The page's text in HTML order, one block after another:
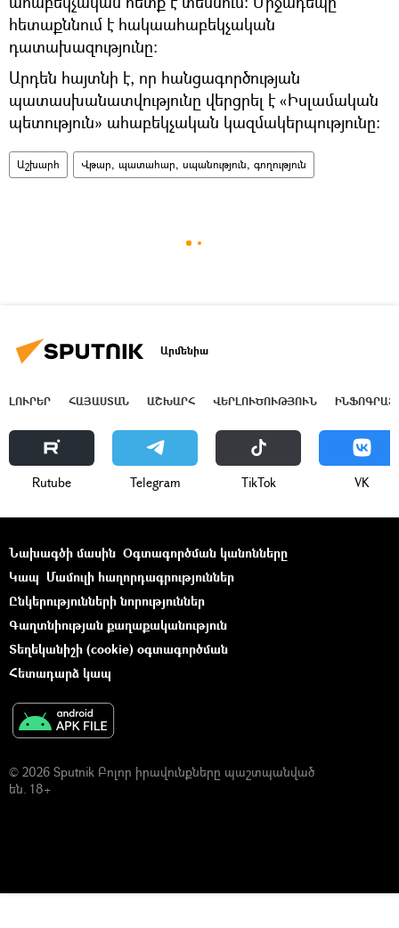
հետաքննում է հակաահաբեկչական
դատախազությունը:
Արդեն հայտնի է, որ հանցագործության
պատասխանատվությունը վերցրել է «Իսլամական
պետություն» ահաբեկչական կազմակերպությունը:
Աշխարհ Վթար, պատահար, սպանություն, գողություն
Արմենիա
ԼՈՒՐԵՐ ՀԱՅԱՍՏԱՆ ԱՇԽԱՐՀ ՎԵՐԼՈՒԾՈՒԹՅՈՒՆ
Rutube Telegram ТikТоk VK
Նախագծի մասին Օգտագործման կանոնները
Կապ Մամուլի հաղորդագրություններ
Ընկերությունների նորություններ
Գաղտնիության քաղաքականություն
Տեղեկանիշի (cookie) օգտագործման
Հետադարձ կապ
© 2026 Sputnik Բոլոր իրավունքները պաշտպանված
են. 18+